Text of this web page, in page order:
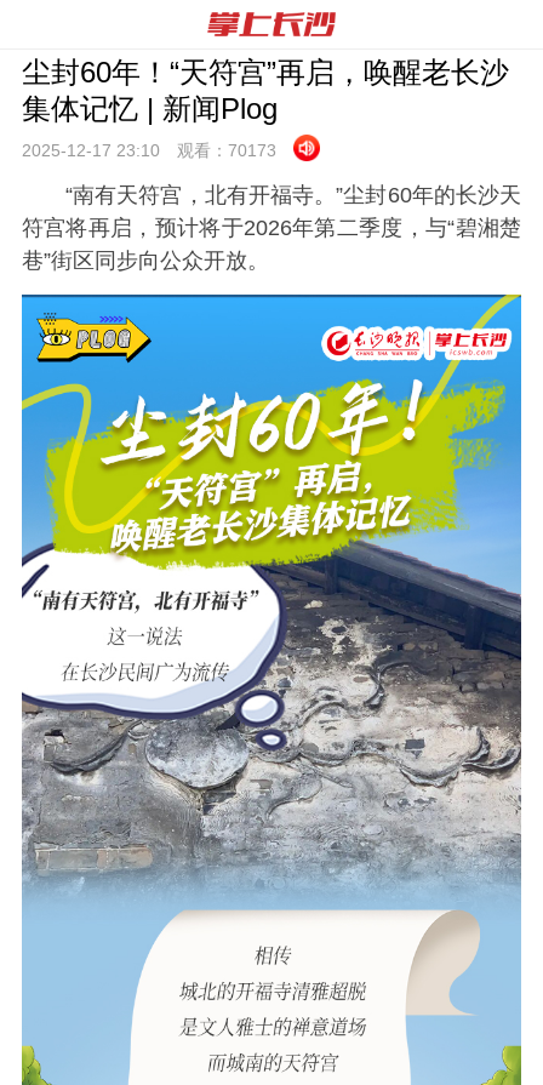
尘封60年！“天符宫”再启，唤醒老长沙
集体记忆 | 新闻Plog
2025-12-17 23:10 观看： 70173
“南有天符宫，北有开福寺。”尘封60年的长沙天
符宫将再启，预计将于2026年第二季度，与“碧湘楚
巷”街区同步向公众开放。